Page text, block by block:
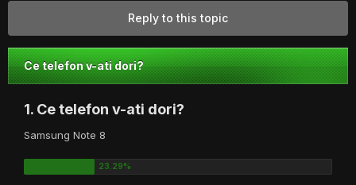
Reply to this topic
Ce telefon v-ati dori?
1. Ce telefon v-ati dori?
Samsung Note 8